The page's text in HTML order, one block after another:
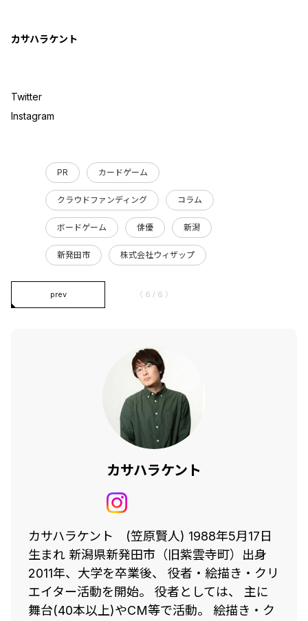
カサハラケント
Twitter
Instagram
PR カードゲーム
クラウドファンディング コラム
ボードゲーム 俳優 新潟
新発田市 株式会社ウィザップ
prev 〈 6 / 6 〉
カサハラケント
カサハラケント (笠原賢人) 1988年5月17日
生まれ 新潟県新発田市（旧紫雲寺町）出身
2011年、大学を卒業後、 役者・絵描き・クリ
エイター活動を開始。 役者としては、 主に
舞台(40本以上)やCM等で活動。 絵描き・ク